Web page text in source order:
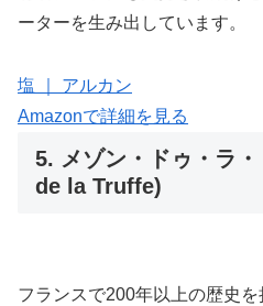
ーターを生み出しています。
塩 ｜ アルカン
Amazonで詳細を見る
5. メゾン・ドゥ・ラ
de la Truffe)
フランスで200年以上の歴史